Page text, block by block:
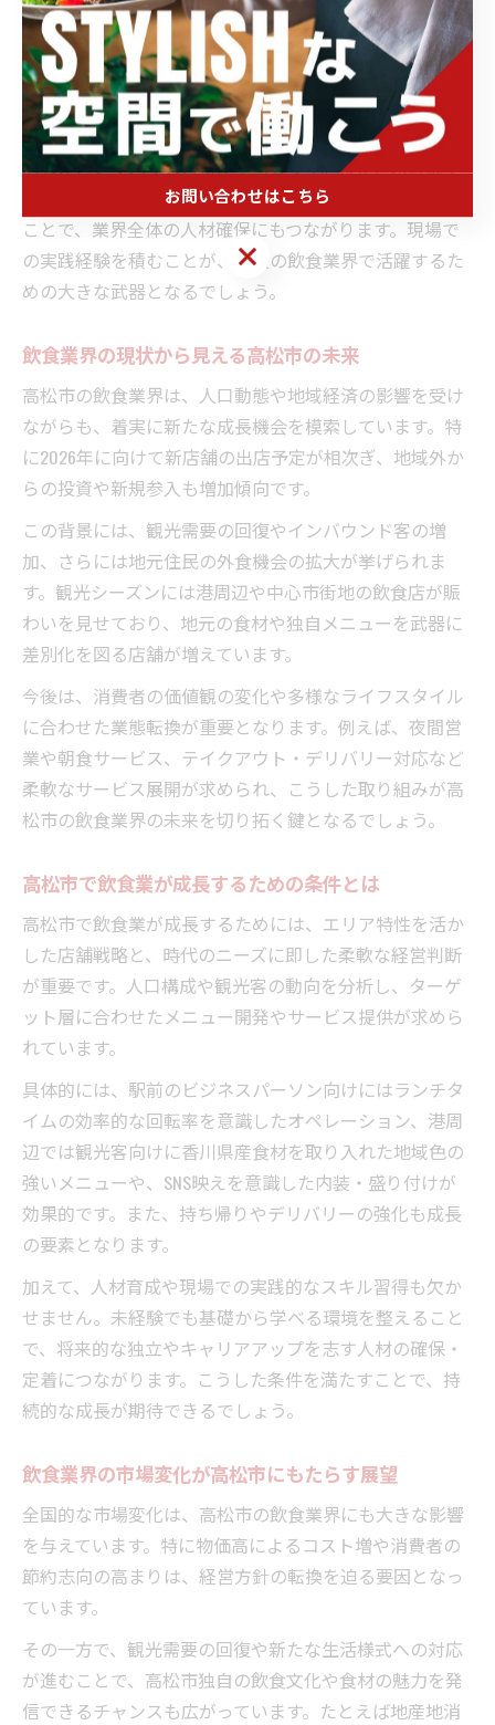
勤・通学客をターゲットにした時短メニューやテイクア
ウト需要の増加、港周辺では観光客を意識した地元食材
を使ったメニュー開発が進んでいます。
こうした変化に対応するためには、原価率の管理や効率
的な運営ノウハウの習得が不可欠です。また、未経験や
ブランクのある人材でも挑戦しやすい職場環境を整える
ことで、業界全体の人材確保にもつながります。現場で
の実践経験を積むことが、今後の飲食業界で活躍するた
めの大きな武器となるでしょう。
飲食業界の現状から見える高松市の未来
高松市の飲食業界は、人口動態や地域経済の影響を受け
ながらも、着実に新たな成長機会を模索しています。特
に2026年に向けて新店舗の出店予定が相次ぎ、地域外か
らの投資や新規参入も増加傾向です。
この背景には、観光需要の回復やインバウンド客の増
加、さらには地元住民の外食機会の拡大が挙げられま
す。観光シーズンには港周辺や中心市街地の飲食店が賑
わいを見せており、地元の食材や独自メニューを武器に
差別化を図る店舗が増えています。
今後は、消費者の価値観の変化や多様なライフスタイル
に合わせた業態転換が重要となります。例えば、夜間営
業や朝食サービス、テイクアウト・デリバリー対応など
柔軟なサービス展開が求められ、こうした取り組みが高
松市の飲食業界の未来を切り拓く鍵となるでしょう。
高松市で飲食業が成長するための条件とは
高松市で飲食業が成長するためには、エリア特性を活か
した店舗戦略と、時代のニーズに即した柔軟な経営判断
が重要です。人口構成や観光客の動向を分析し、ターゲ
ット層に合わせたメニュー開発やサービス提供が求めら
れています。
具体的には、駅前のビジネスパーソン向けにはランチタ
イムの効率的な回転率を意識したオペレーション、港周
辺では観光客向けに香川県産食材を取り入れた地域色の
強いメニューや、SNS映えを意識した内装・盛り付けが
効果的です。また、持ち帰りやデリバリーの強化も成長
の要素となります。
加えて、人材育成や現場での実践的なスキル習得も欠か
せません。未経験でも基礎から学べる環境を整えること
で、将来的な独立やキャリアアップを志す人材の確保・
定着につながります。こうした条件を満たすことで、持
続的な成長が期待できるでしょう。
飲食業界の市場変化が高松市にもたらす展望
全国的な市場変化は、高松市の飲食業界にも大きな影響
を与えています。特に物価高によるコスト増や消費者の
節約志向の高まりは、経営方針の転換を迫る要因となっ
ています。
その一方で、観光需要の回復や新たな生活様式への対応
が進むことで、高松市独自の飲食文化や食材の魅力を発
信できるチャンスも広がっています。たとえば地産地消
お問い合わせはこちら
お問い合わせはこちら